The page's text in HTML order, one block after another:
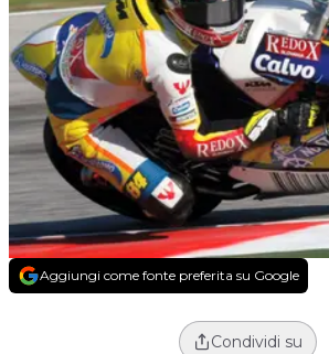
Aggiungi come fonte preferita su Google
Condividi su